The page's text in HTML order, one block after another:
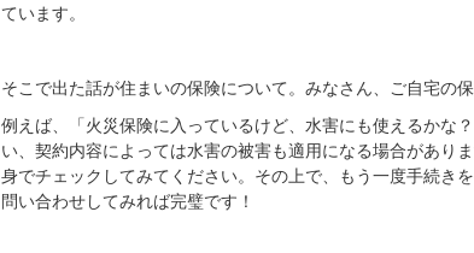
ています。
そこで出た話が住まいの保険について。みなさん、ご自宅の
例えば、
「火災保険に入っているけど、水害にも使えるかな？
い、契約内容によっては水害の被害も適用になる場合があり
身でチェックしてみてください。その上で、もう一度手続き
問い合わせしてみれば完璧です！